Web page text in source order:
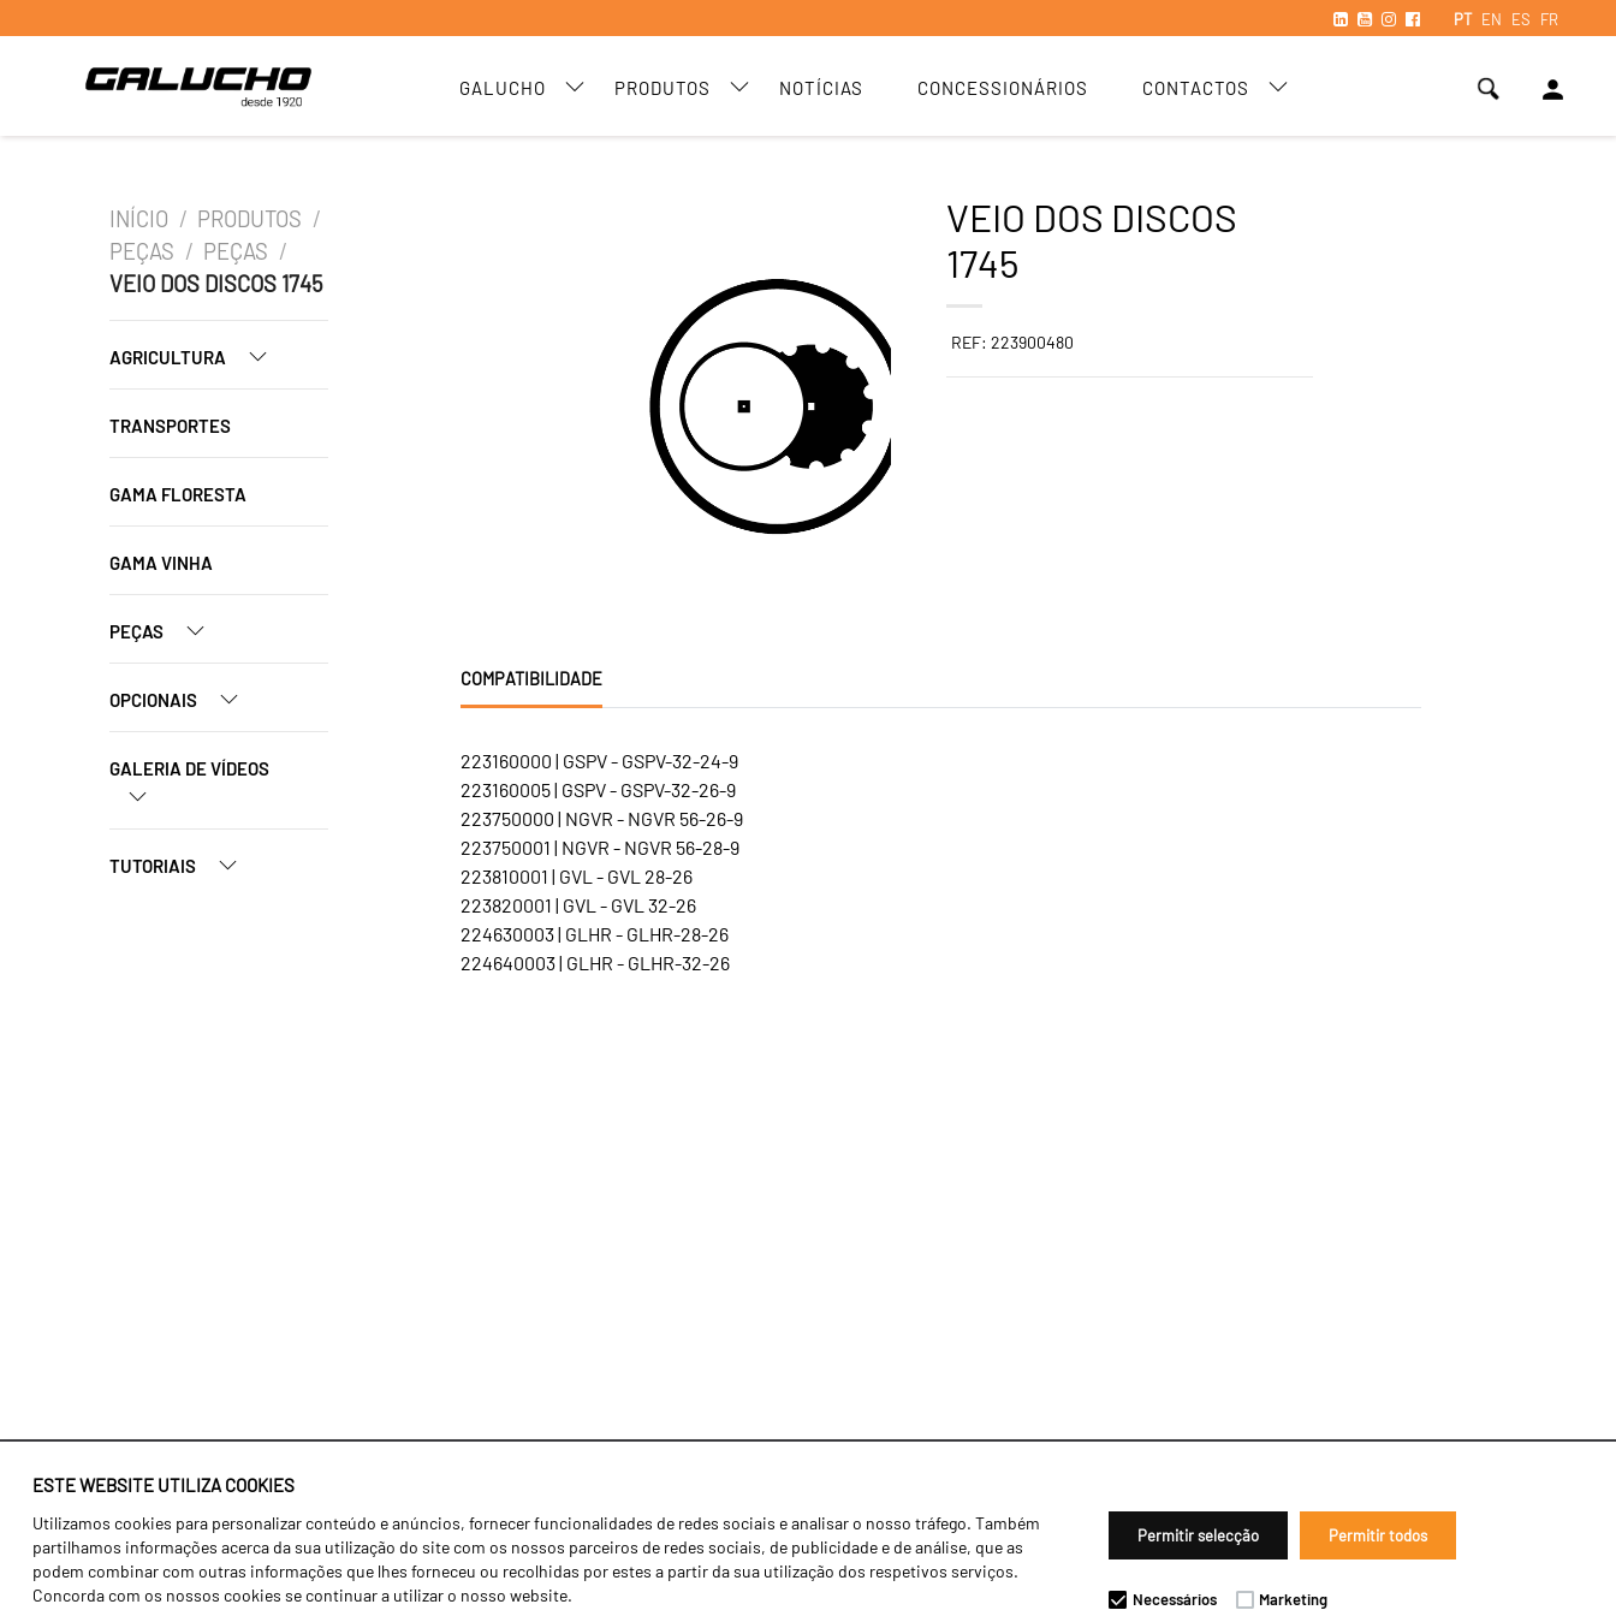
PT EN ES FR
GALUCHO PRODUTOS NOTÍCIAS CONCESSIONÁRIOS CONTACTOS person
ESTE WEBSITE UTILIZA COOKIES
Utilizamos cookies para personalizar conteúdo e anúncios, fornecer funcionalidades de redes sociais e analisar o nosso tráfego. Também
partilhamos informações acerca da sua utilização do site com os nossos parceiros de redes sociais, de publicidade e de análise, que as
podem combinar com outras informações que lhes forneceu ou recolhidas por estes a partir da sua utilização dos respetivos serviços.
Concorda com os nossos cookies se continuar a utilizar o nosso website.
Permitir selecção Permitir todos
Necessários Marketing
INÍCIO / PRODUTOS /
PEÇAS / PEÇAS /
VEIO DOS DISCOS 1745
AGRICULTURA
TRANSPORTES
GAMA FLORESTA
GAMA VINHA
PEÇAS
OPCIONAIS
GALERIA DE VÍDEOS
TUTORIAIS
VEIO DOS DISCOS
1745
REF: 223900480
COMPATIBILIDADE
223160000 | GSPV - GSPV-32-24-9
223160005 | GSPV - GSPV-32-26-9
223750000 | NGVR - NGVR 56-26-9
223750001 | NGVR - NGVR 56-28-9
223810001 | GVL - GVL 28-26
223820001 | GVL - GVL 32-26
224630003 | GLHR - GLHR-28-26
224640003 | GLHR - GLHR-32-26
Identidade
História
Fábrica / Produção
Agricultura
Transportes
Gama Floresta
Notícias
Concessionários